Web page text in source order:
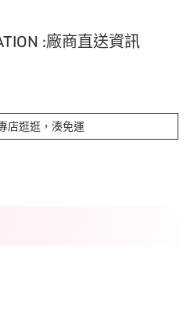
:廠商直送資訊
店逛逛，湊免運